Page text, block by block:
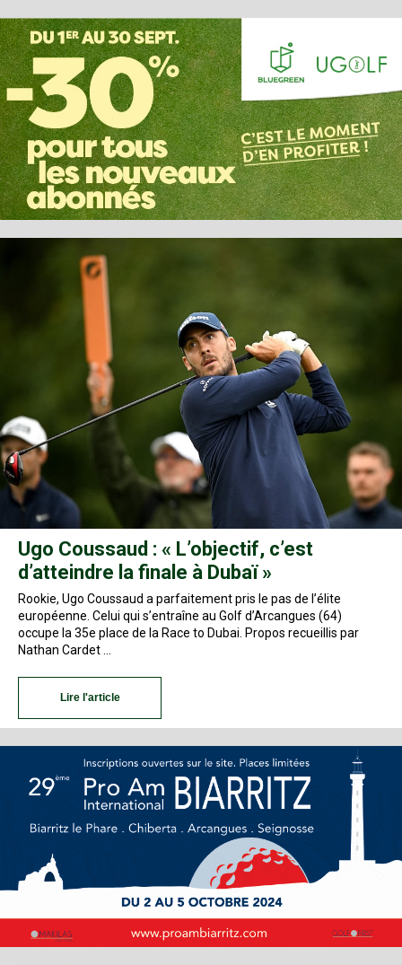
Ugo Coussaud : « L’objectif, c’est
d’atteindre la finale à Dubaï »
Rookie, Ugo Coussaud a parfaitement pris le pas de l’élite
européenne. Celui qui s’entraîne au Golf d’Arcangues (64)
occupe la 35e place de la Race to Dubai. Propos recueillis par
Nathan Cardet …
Lire l'article